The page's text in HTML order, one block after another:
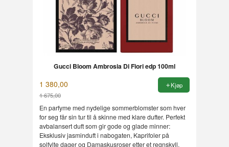
Gucci Bloom Ambrosia Di Fiori edp 100ml
1 380,00
1 675,00
Rabatt
Kjøp
En parfyme med nydelige sommerblomster som hver
for seg får sin tur til å skinne med klare dufter. Perfekt
avbalansert duft som gir gode og glade minner:
Eksklusiv jasminduft i nabogaten, Kaprifoler på
solfylte dager og Damaskusroser etter et regnskyll.